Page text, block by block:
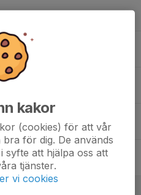
Sportcentrum)
kakor
(cookies) för att vår
för dig. De används
syfte att hjälpa oss att
tjänster.
vi cookies